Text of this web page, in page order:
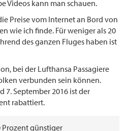
Videos kann man schauen.
Preise vom Internet an Bord von
wie ich finde. Für weniger als 20
des ganzen Fluges haben ist
bei der Lufthansa Passagiere
verbunden sein können.
7. September 2016 ist der
rabattiert.